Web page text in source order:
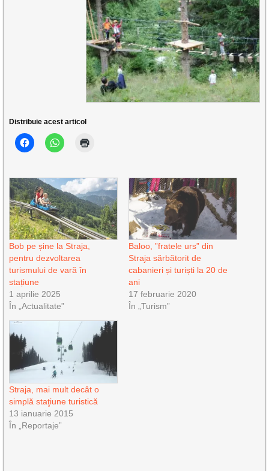
Distribuie acest articol
Bob pe șine la Straja,
pentru dezvoltarea
turismului de vară în
stațiune
1 aprilie 2025
În „Actualitate”
Baloo, ”fratele urs” din
Straja sărbătorit de
cabanieri și turiști la 20 de
ani
17 februarie 2020
În „Turism”
Straja, mai mult decât o
simplă staţiune turistică
13 ianuarie 2015
În „Reportaje”